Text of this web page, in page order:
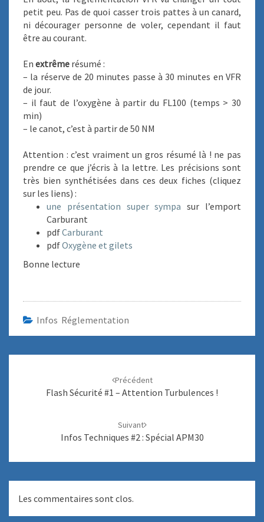
É
S
R
E
E
T
T
I
O
petit peu. Pas de quoi casser trois pattes à un canard,
ni décourager personne de voler, cependant il faut
être au courant.
En extrême résumé :
– la réserve de 20 minutes passe à 30 minutes en VFR
de jour.
– il faut de l’oxygène à partir du FL100 (temps > 30
min)
– le canot, c’est à partir de 50 NM
Attention : c’est vraiment un gros résumé là ! ne pas
prendre ce que j’écris à la lettre. Les précisions sont
très bien synthétisées dans ces deux fiches (cliquez
sur les liens) :
une présentation super sympasur l’emport
Carburant
pdfCarburant
pdfOxygène et gilets
Bonne lecture
Infos Réglementation
d'article
Précédent
Flash Sécurité #1 – Attention Turbulences !
Suivant
Infos Techniques #2 : Spécial APM30
Les commentaires sont clos.